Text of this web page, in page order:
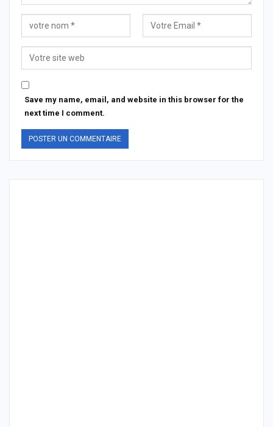
Save my name, email, and website in this browser for the
next time I comment.